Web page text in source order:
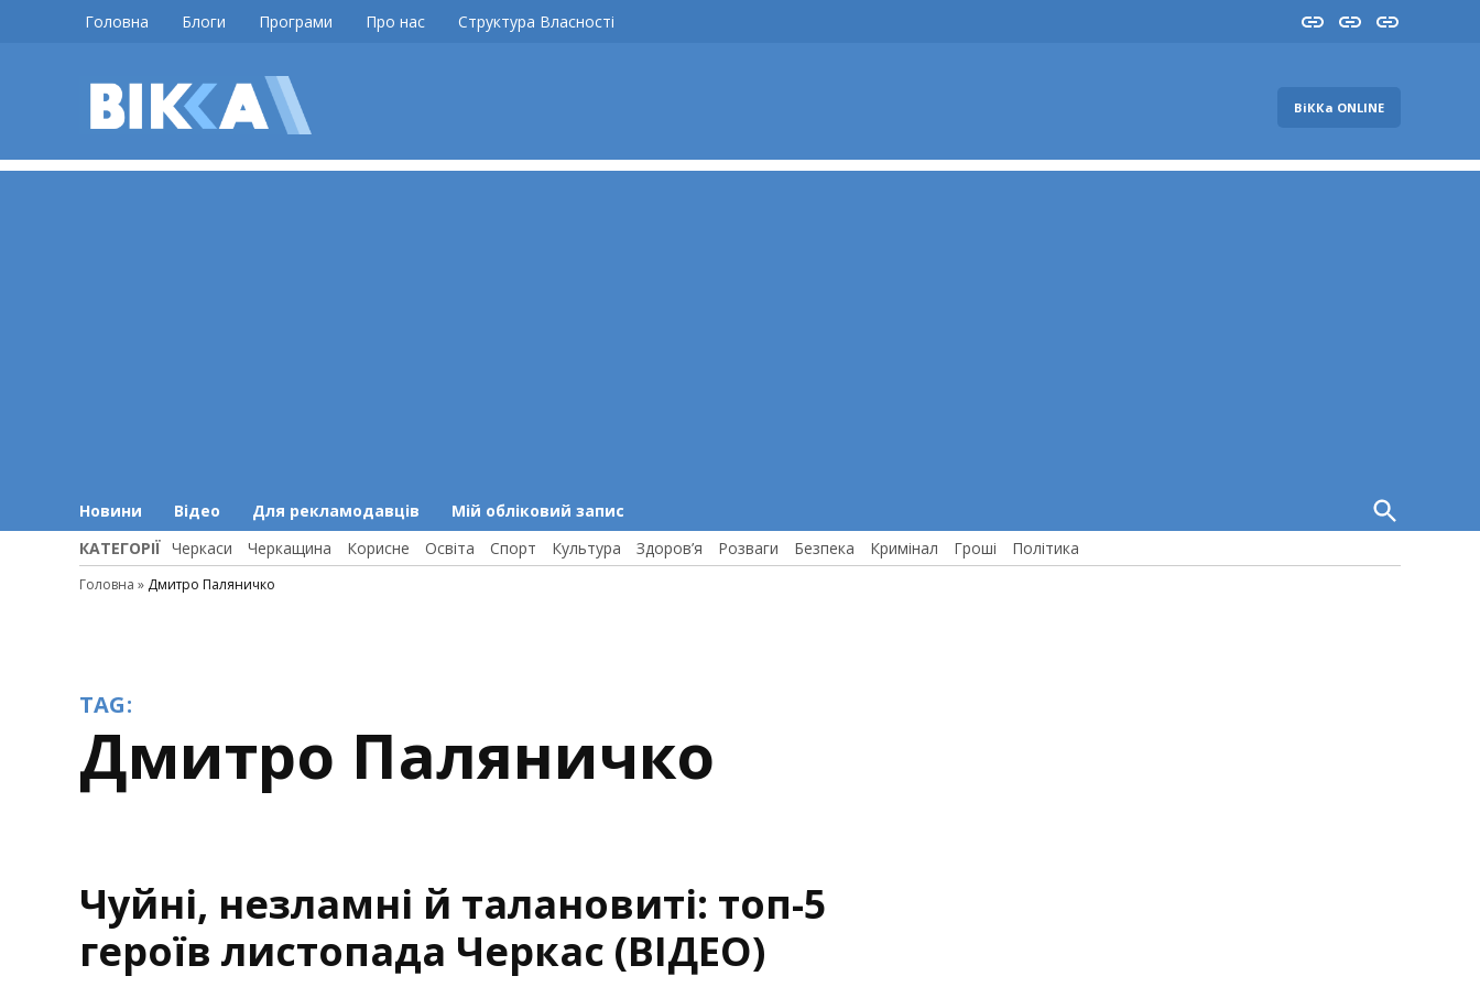
Головна Блоги Програми Про нас Структура Власності InstaYouTube
FB
ВіККа ONLINE
Новини Відео Для рекламодавців Мій обліковий запис
Open
Search
КАТЕГОРІЇ Черкаси Черкащина Корисне Освіта Спорт Культура Здоров’я Розваги Безпека Кримінал Гроші Політика
Головна » Дмитро Паляничко
TAG:
Дмитро Паляничко
Чуйні, незламні й талановиті: топ-5
героїв листопада Черкас (ВІДЕО)